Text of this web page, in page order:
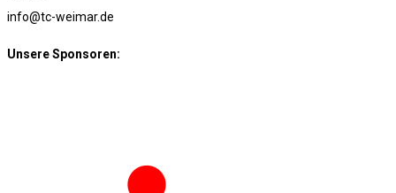
info@tc-weimar.de
Unsere Sponsoren: